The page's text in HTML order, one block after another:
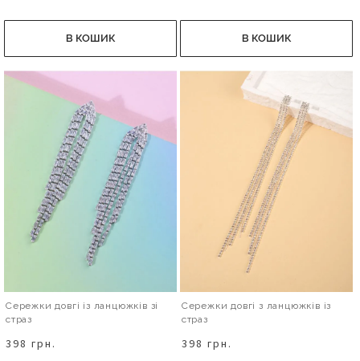
В КОШИК В КОШИК
Сережки довгі із ланцюжків зі
страз
398 грн.
Сережки довгі з ланцюжків із
страз
398 грн.